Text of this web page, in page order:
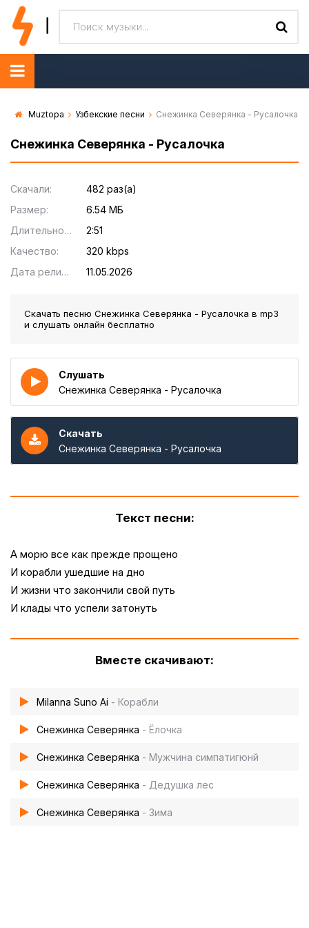
Muztopa Узбекские песни Снежинка Северянка - Русалочка
Снежинка Северянка - Русалочка
Скачали:
482 раз(а)
Размер:
6.54 МБ
Длительность:
2:51
Качество:
320 kbps
Дата релиза:
11.05.2026
Скачать песню Снежинка Северянка - Русалочка в mp3
и слушать онлайн бесплатно
Слушать
Снежинка Северянка - Русалочка
Скачать
Снежинка Северянка - Русалочка
Текст песни:
А морю все как прежде прощено
И корабли ушедшие на дно
И жизни что закончили свой путь
И клады что успели затонуть
Вместе скачивают:
Milanna Suno Ai - Корабли
Снежинка Северянка - Ёлочка
Снежинка Северянка - Мужчина симпатигюнй
Снежинка Северянка - Дедушка лес
Снежинка Северянка - Зима